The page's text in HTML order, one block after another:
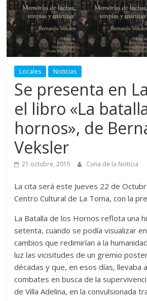
Locales Noticias
Se presenta en
el libro «La
hornos», de
Veksler
21 octubre, 2015 Cuna de la Noticia
La cita será este Jueves 22 de
Centro Cultural de La Toma, con la
La Batalla de los Hornos reflota una
setenta, cuando se podía visualizar
cambios que redimirían a la
luz las vicisitudes de un gremio
décadas y que, en esos días, llevaba
combates en busca de la
de Villa Adelina, en la convulsionada